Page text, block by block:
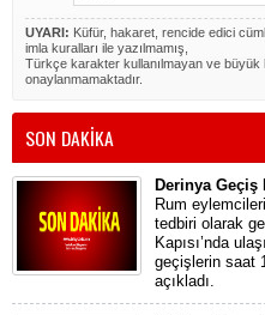
UYARI: Küfür, hakaret, rencide edici
imla kuralları ile yazılmamış,
Türkçe karakter kullanılmayan ve büyük
onaylanmamaktadır.
SON DAKİKA
Derinya Geçiş
Rum
tedbiri olarak
Kapısı’nda
geçişlerin saat
açıkladı.